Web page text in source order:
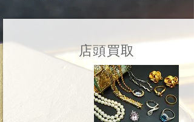
店頭買取